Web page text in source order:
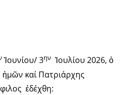
Ἰουνίου/ 3ην Ἰουλίου 2026, ὁ
καί Πατριάρχης
ἐδέχθη: